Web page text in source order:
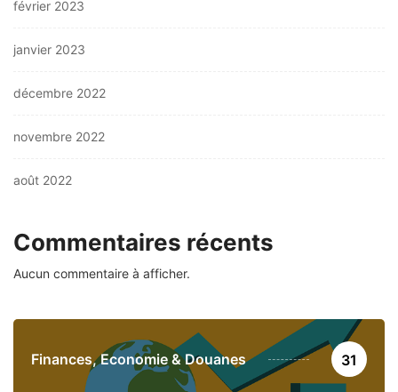
février 2023
janvier 2023
décembre 2022
novembre 2022
août 2022
Commentaires récents
Aucun commentaire à afficher.
Finances, Economie & Douanes 31